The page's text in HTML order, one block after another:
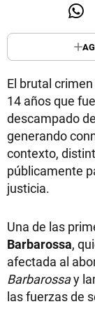
El brutal
14 años que
descampado
generando
contexto,
públicamente
justicia.
Una de las
Barbarossa,
afectada al
Barbarossay
las fuerzas de